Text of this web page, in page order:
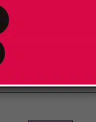
ET LABELS